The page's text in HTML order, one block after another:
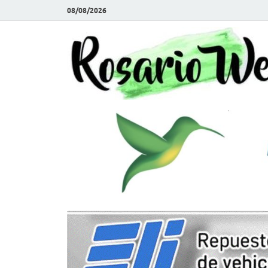
08/08/2026